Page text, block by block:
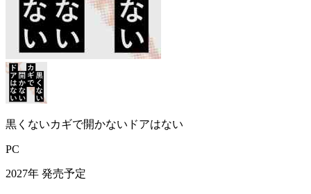
黒くないカギで開かないドアはない
PC
2027年 発売予定